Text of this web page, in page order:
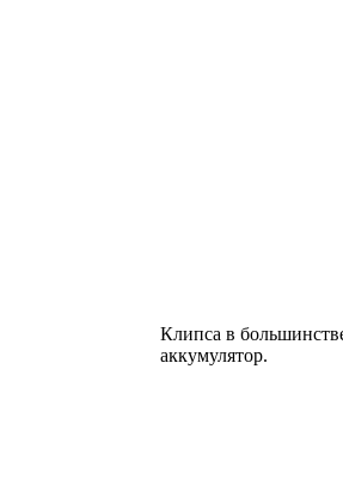
Клипса в
аккумулятор.